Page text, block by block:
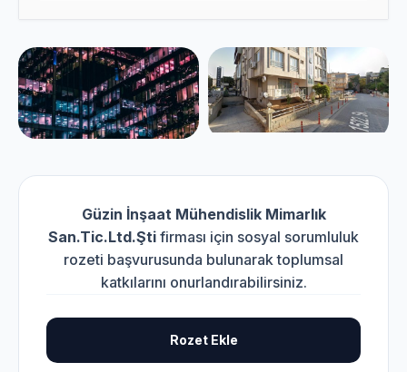
Güzin İnşaat Mühendislik Mimarlık
San.Tic.Ltd.Şti firması için sosyal sorumluluk
rozeti başvurusunda bulunarak toplumsal
katkılarını onurlandırabilirsiniz.
Rozet Ekle